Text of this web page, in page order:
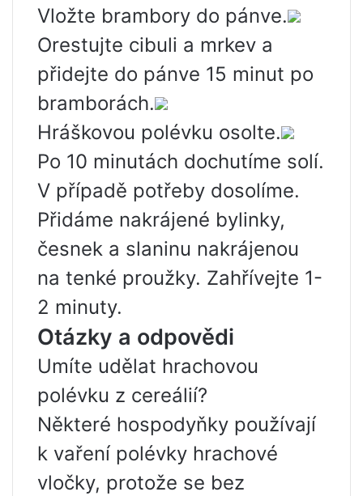
Vložte brambory do pánve.
Orestujte cibuli a mrkev a
přidejte do pánve 15 minut po
bramborách.
Hráškovou polévku osolte.
Po 10 minutách dochutíme solí.
V případě potřeby dosolíme.
Přidáme nakrájené bylinky,
česnek a slaninu nakrájenou
na tenké proužky. Zahřívejte 1-
2 minuty.
Otázky a odpovědi
Umíte udělat hrachovou
polévku z cereálií?
Některé hospodyňky používají
k vaření polévky hrachové
vločky, protože se bez